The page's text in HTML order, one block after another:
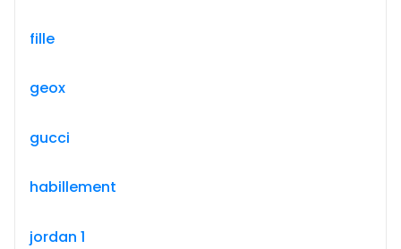
fille
geox
gucci
habillement
jordan 1